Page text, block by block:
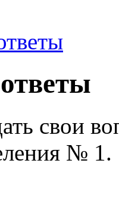
свои
№ 1.